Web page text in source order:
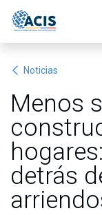
Noticias
Menos
detrás